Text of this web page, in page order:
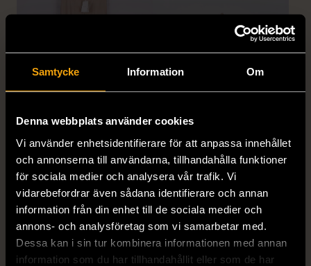
Samtycke Information Om
Denna webbplats använder cookies
Vi använder enhetsidentifierare för att anpassa innehållet
och annonserna till användarna, tillhandahålla funktioner
för sociala medier och analysera vår trafik. Vi
vidarebefordrar även sådana identifierare och annan
information från din enhet till de sociala medier och
annons- och analysföretag som vi samarbetar med.
Dessa kan i sin tur kombinera informationen med annan
information som du har tillhandahållit eller som de har
Dobber - Beige byxor
med resårmidja
läderimitation
Nytt skick
179 kr
KumKum Ring i
sterlingsilver med svarta
stenar
399 kr